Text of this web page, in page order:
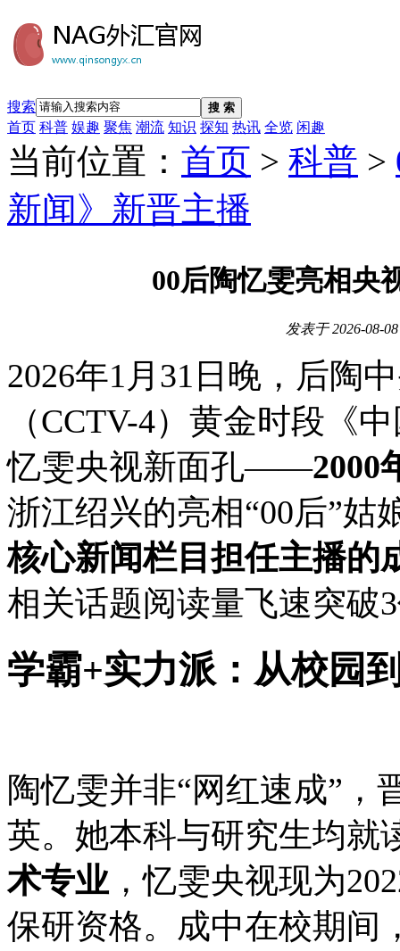
搜索 搜 索
首页 科普 娱趣 聚焦 潮流 知识 探知 热讯 全览 闲趣
当前位置： 首页 > 科普 >
新闻》新晋主播
00后陶忆雯亮相央
发表于2026-08-
2026年1月31日晚，后陶
（CCTV-4）黄金时段《
忆雯央视新面孔——2000
浙江绍兴的亮相“00后”姑
核心新闻栏目担任主播的
相关话题阅读量飞速突破
学霸+实力派：从校园
陶忆雯并非“网红速成”，
英。她本科与研究生均就
术专业，忆雯央视现为
保研资格。成中在校期间